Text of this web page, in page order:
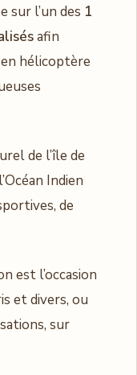
sur l’un des 1
afin
hélicoptère
de l’île de
Indien
de
est l’occasion
et divers, ou
sur